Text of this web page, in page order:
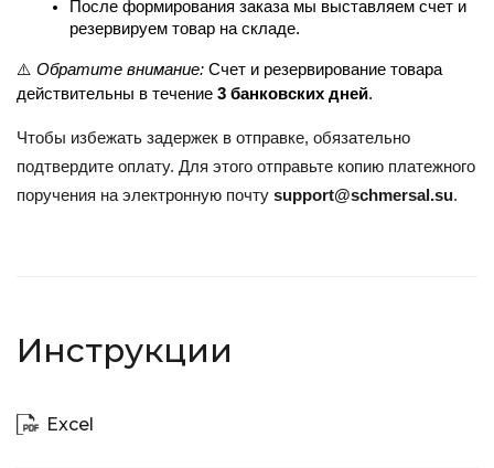
После формирования заказа мы выставляем счет и
резервируем товар на складе.
⚠️ Обратите внимание: Счет и резервирование товара
действительны в течение 3 банковских дней.
Чтобы избежать задержек в отправке, обязательно
подтвердите оплату. Для этого отправьте копию платежного
поручения на электронную почту support@schmersal.su.
Инструкции
Excel